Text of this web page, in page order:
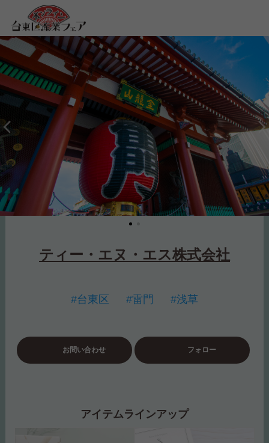
ティー・エヌ・エス株式会社
#台東区 #雷門 #浅草
お問い合わせ フォロー
アイテムラインアップ